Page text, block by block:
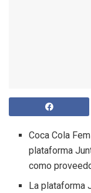
Coca Cola
plataforma
como
La plataforma